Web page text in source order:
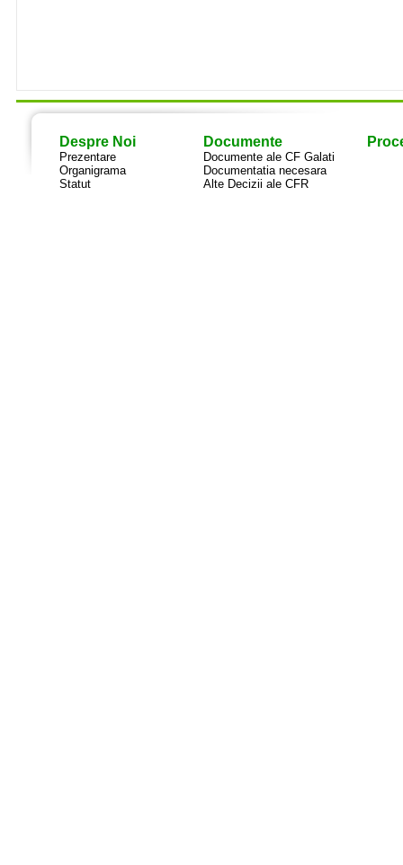
Despre Noi
Prezentare
Organigrama
Statut
Documente
Documente ale CF Galati
Documentatia necesara
Alte Decizii ale CFR